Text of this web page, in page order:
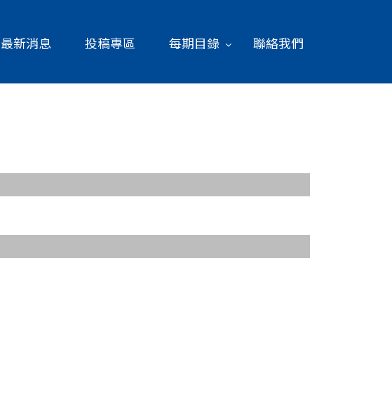
最新消息 投稿專區 每期目錄 聯絡我們